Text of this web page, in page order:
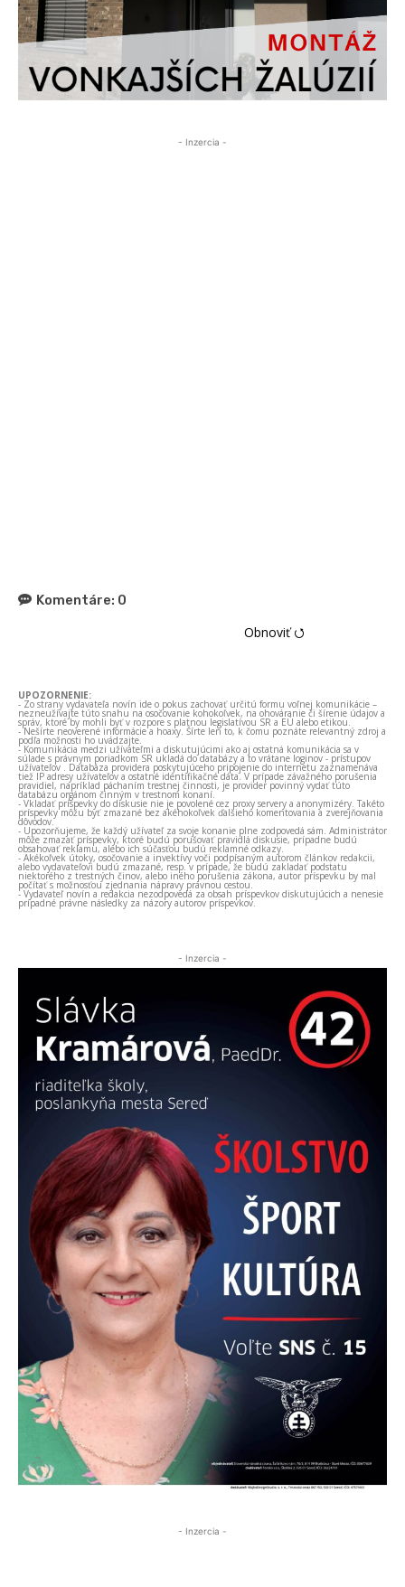
- Inzercia -
Komentáre: 0
Obnoviť ⭯
UPOZORNENIE:
- Zo strany vydavateľa novín ide o pokus zachovať určitú formu voľnej komunikácie –
nezneužívajte túto snahu na osočovanie kohokoľvek, na ohováranie či šírenie údajov a
správ, ktoré by mohli byť v rozpore s platnou legislatívou SR a EÚ alebo etikou.
- Nešírte neoverené informácie a hoaxy. Šírte len to, k čomu poznáte relevantný zdroj a
podľa možnosti ho uvádzajte.
- Komunikácia medzi užívateľmi a diskutujúcimi ako aj ostatná komunikácia sa v
súlade s právnym poriadkom SR ukladá do databázy a to vrátane loginov - prístupov
užívateľov . Databáza providera poskytujúceho pripojenie do internetu zaznamenáva
tiež IP adresy užívateľov a ostatné identifikačné dáta. V prípade závažného porušenia
pravidiel, napríklad páchaním trestnej činnosti, je provider povinný vydať túto
databázu orgánom činným v trestnom konaní.
- Vkladať príspevky do diskusie nie je povolené cez proxy servery a anonymizéry. Takéto
príspevky môžu byť zmazané bez akéhokoľvek ďalšieho komentovania a zverejňovania
dôvodov.
- Upozorňujeme, že každý užívateľ za svoje konanie plne zodpovedá sám. Administrátor
môže zmazať príspevky, ktoré budú porušovať pravidlá diskusie, prípadne budú
obsahovať reklamu, alebo ich súčasťou budú reklamné odkazy.
- Akékoľvek útoky, osočovanie a invektívy voči podpísaným autorom článkov redakcii,
alebo vydavateľovi budú zmazané, resp. v prípade, že budú zakladať podstatu
niektorého z trestných činov, alebo iného porušenia zákona, autor príspevku by mal
počítať s možnosťou zjednania nápravy právnou cestou.
- Vydavateľ novín a redakcia nezodpovedá za obsah príspevkov diskutujúcich a nenesie
prípadné právne následky za názory autorov príspevkov.
- Inzercia -
- Inzercia -